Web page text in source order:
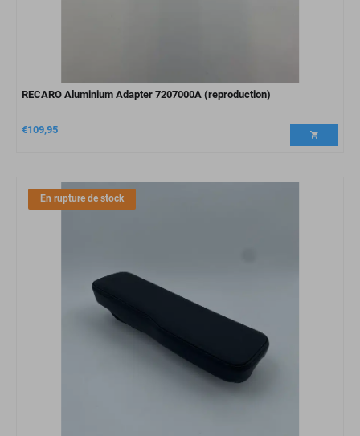
RECARO Aluminium Adapter 7207000A (reproduction)
€109,95
En rupture de stock